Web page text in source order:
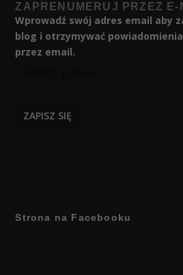
ZAPRENUMERUJ PRZEZ E-
Wprowadź swój adres email aby
blog i otrzymywać
przez email.
ZAPISZ SIĘ
Strona na Facebooku